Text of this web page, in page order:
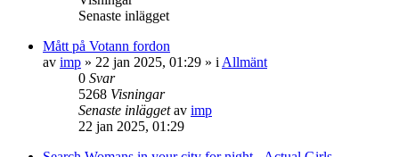
Senaste inlägget
Mått på Votann fordon
av imp » 22 jan 2025, 01:29 » i Allmänt
0 Svar
5268 Visningar
Senaste inläggetav imp
22 jan 2025, 01:29